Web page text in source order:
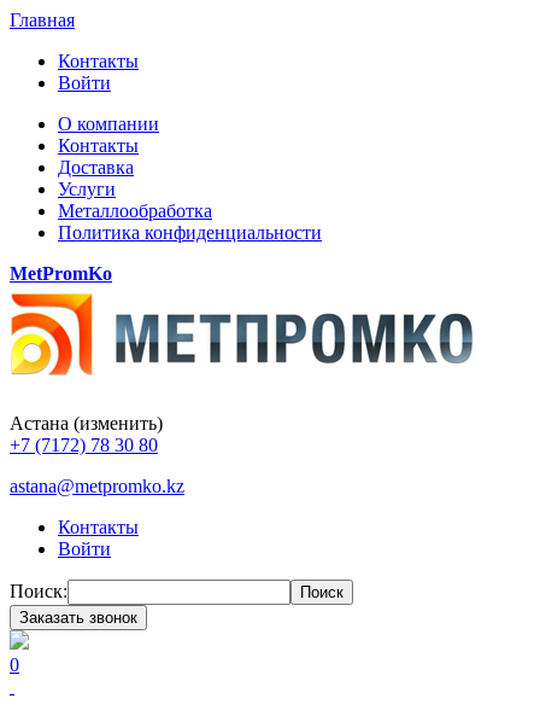
Главная
Контакты
Войти
О компании
Контакты
Доставка
Услуги
Металлообработка
Политика конфиденциальности
MetPromKo
Астана (изменить)
+7 (7172) 78 30 80
astana@metpromko.kz
Контакты
Войти
Поиск:
Поиск
Заказать звонок
0